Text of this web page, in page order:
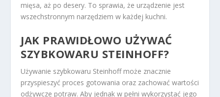
mięsa, aż po desery. To sprawia, że urządzenie jest
wszechstronnym narzędziem w każdej kuchni.
JAK PRAWIDŁOWO UŻYWAĆ
SZYBKOWARU STEINHOFF?
Używanie szybkowaru Steinhoff może znacznie
przyspieszyć proces gotowania oraz zachować wartości
odżywcze potraw. Aby jednak w pełni wykorzystać jego